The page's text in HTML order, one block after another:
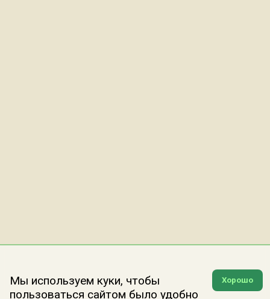
Хорошо
Мы используем куки, чтобы
пользоваться сайтом было удобно